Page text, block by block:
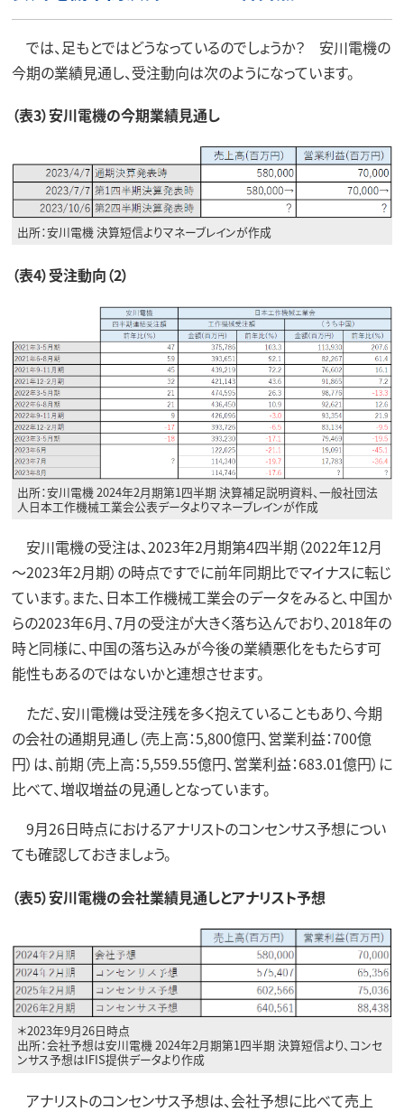
では、足もとではどうなっているのでしょうか？ 安川電機の
今期の業績見通し、受注動向は次のようになっています。
（表3）安川電機の今期業績見通し
出所：安川電機 決算短信よりマネーブレインが作成
（表4）受注動向（2）
出所：安川電機 2024年2月期第1四半期 決算補足説明資料、一般社団法
人日本工作機械工業会公表データよりマネーブレインが作成
安川電機の受注は、2023年2月期第4四半期（2022年12月
～2023年2月期）の時点ですでに前年同期比でマイナスに転じ
ています。また、日本工作機械工業会のデータをみると、中国か
らの2023年6月、7月の受注が大きく落ち込んでおり、2018年の
時と同様に、中国の落ち込みが今後の業績悪化をもたらす可
能性もあるのではないかと連想させます。
ただ、安川電機は受注残を多く抱えていることもあり、今期
の会社の通期見通し（売上高：5,800億円、営業利益：700億
円）は、前期（売上高：5,559.55億円、営業利益：683.01億円）に
比べて、増収増益の見通しとなっています。
9月26日時点におけるアナリストのコンセンサス予想につい
ても確認しておきましょう。
（表5）安川電機の会社業績見通しとアナリスト予想
＊2023年9月26日時点
出所：会社予想は安川電機 2024年2月期第1四半期 決算短信より、コンセ
ンサス予想はIFIS提供データより作成
アナリストのコンセンサス予想は、会社予想に比べて売上